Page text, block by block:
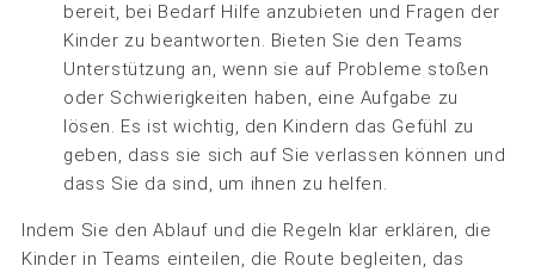
bereit, bei Bedarf Hilfe anzubieten und Fragen der
Kinder zu beantworten. Bieten Sie den Teams
Unterstützung an, wenn sie auf Probleme stoßen
oder Schwierigkeiten haben, eine Aufgabe zu
lösen. Es ist wichtig, den Kindern das Gefühl zu
geben, dass sie sich auf Sie verlassen können und
dass Sie da sind, um ihnen zu helfen.
Indem Sie den Ablauf und die Regeln klar erklären, die
Kinder in Teams einteilen, die Route begleiten, das